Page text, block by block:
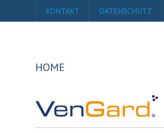
KONTAKT DATENSCHUTZ
HOME